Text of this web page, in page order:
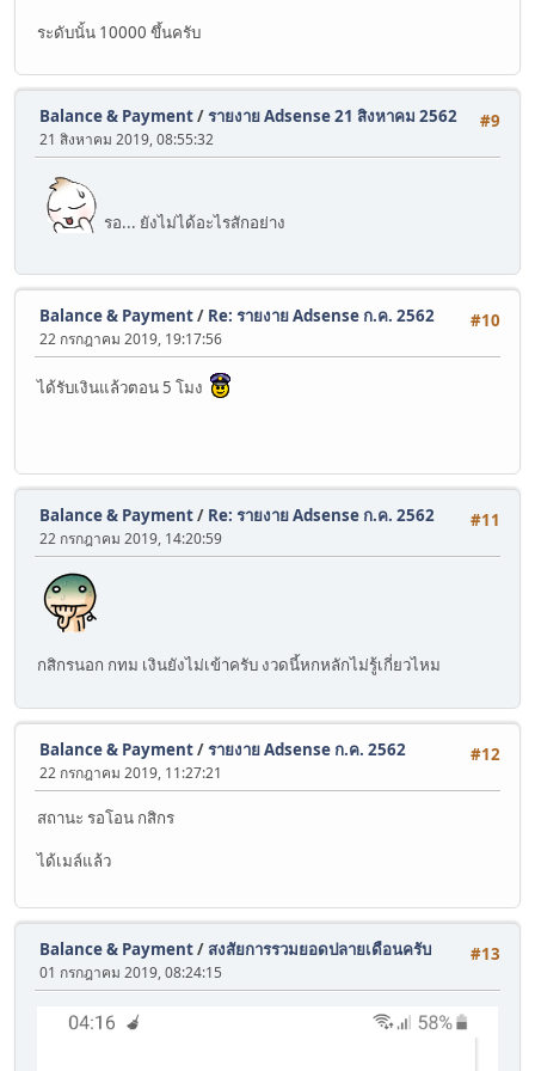
ระดับนั้น 10000 ขึ้นครับ
#9
Balance & Payment/รายงาย Adsense 21 สิงหาคม 2562
21 สิงหาคม 2019, 08:55:32
รอ... ยังไม่ได้อะไรสักอย่าง
#10
Balance & Payment/ Re: รายงาย Adsense ก.ค. 2562
22 กรกฎาคม 2019, 19:17:56
ได้รับเงินแล้วตอน 5 โมง
#11
Balance & Payment/ Re: รายงาย Adsense ก.ค. 2562
22 กรกฎาคม 2019, 14:20:59
กสิกรนอก กทม เงินยังไม่เข้าครับ งวดนี้หกหลักไม่รู้เกี่ยวไหม
#12
Balance & Payment/รายงาย Adsense ก.ค. 2562
22 กรกฎาคม 2019, 11:27:21
สถานะ รอโอน กสิกร
ได้เมล์แล้ว
#13
Balance & Payment/ สงสัยการรวมยอดปลายเดือนครับ
01 กรกฎาคม 2019, 08:24:15